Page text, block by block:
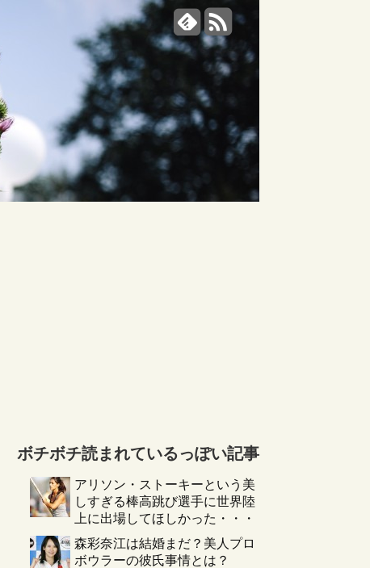
ボチボチ読まれているっぽい記事
アリソン・ストーキーという美
しすぎる棒高跳び選手に世界陸
上に出場してほしかった・・・
森彩奈江は結婚まだ？美人プロ
ボウラーの彼氏事情とは？